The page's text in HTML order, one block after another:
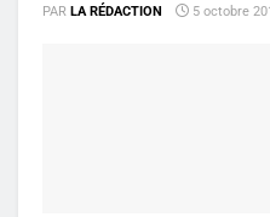
PAR LA RÉDACTION 5 octobre